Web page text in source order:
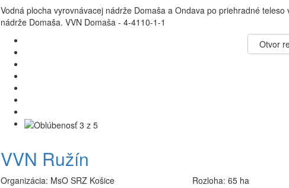
Vodná plocha vyrovnávacej nádrže Domaša a Ondava po priehradné teleso
nádrže Domaša. VVN Domaša - 4-4110-1-1
Otvor
VVN Ružín
Organizácia: MsO SRZ Košice
Rozloha:65 ha